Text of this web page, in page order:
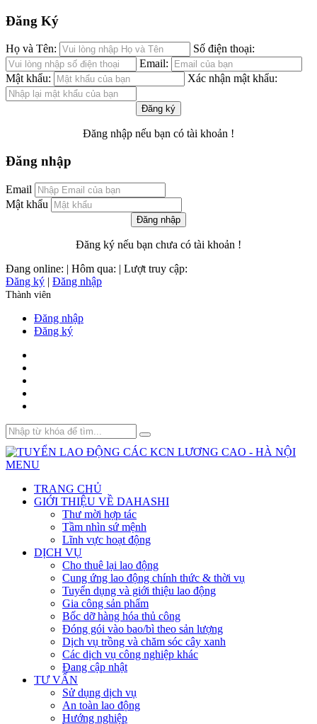
Đăng Ký
Họ và Tên:
Số điện thoại:
Email:
Mật khẩu:
Xác nhận mật khẩu:
Đăng ký
Đăng nhập nếu bạn có tài khoản !
Đăng nhập
Email
Mật khẩu
Đăng nhập
Đăng ký nếu bạn chưa có tài khoản !
Đang online: | Hôm qua: | Lượt truy cập:
Đăng ký | Đăng nhập
Thành viên
Đăng nhập
Đăng ký
MENU
TRANG CHỦ
GIỚI THIỆU VỀ DAHASHI
Thư mời hợp tác
Tầm nhìn sứ mệnh
Lĩnh vực hoạt động
DỊCH VỤ
Cho thuê lại lao động
Cung ứng lao động chính thức & thời vụ
Tuyển dụng và giới thiệu lao động
Gia công sản phẩm
Bốc dỡ hàng hóa thủ công
Đóng gói vào bao/bì theo sản lượng
Dịch vụ trồng và chăm sóc cây xanh
Các dịch vụ công nghiệp khác
Đang cập nhật
TƯ VẤN
Sử dụng dịch vụ
An toàn lao động
Hướng nghiệp